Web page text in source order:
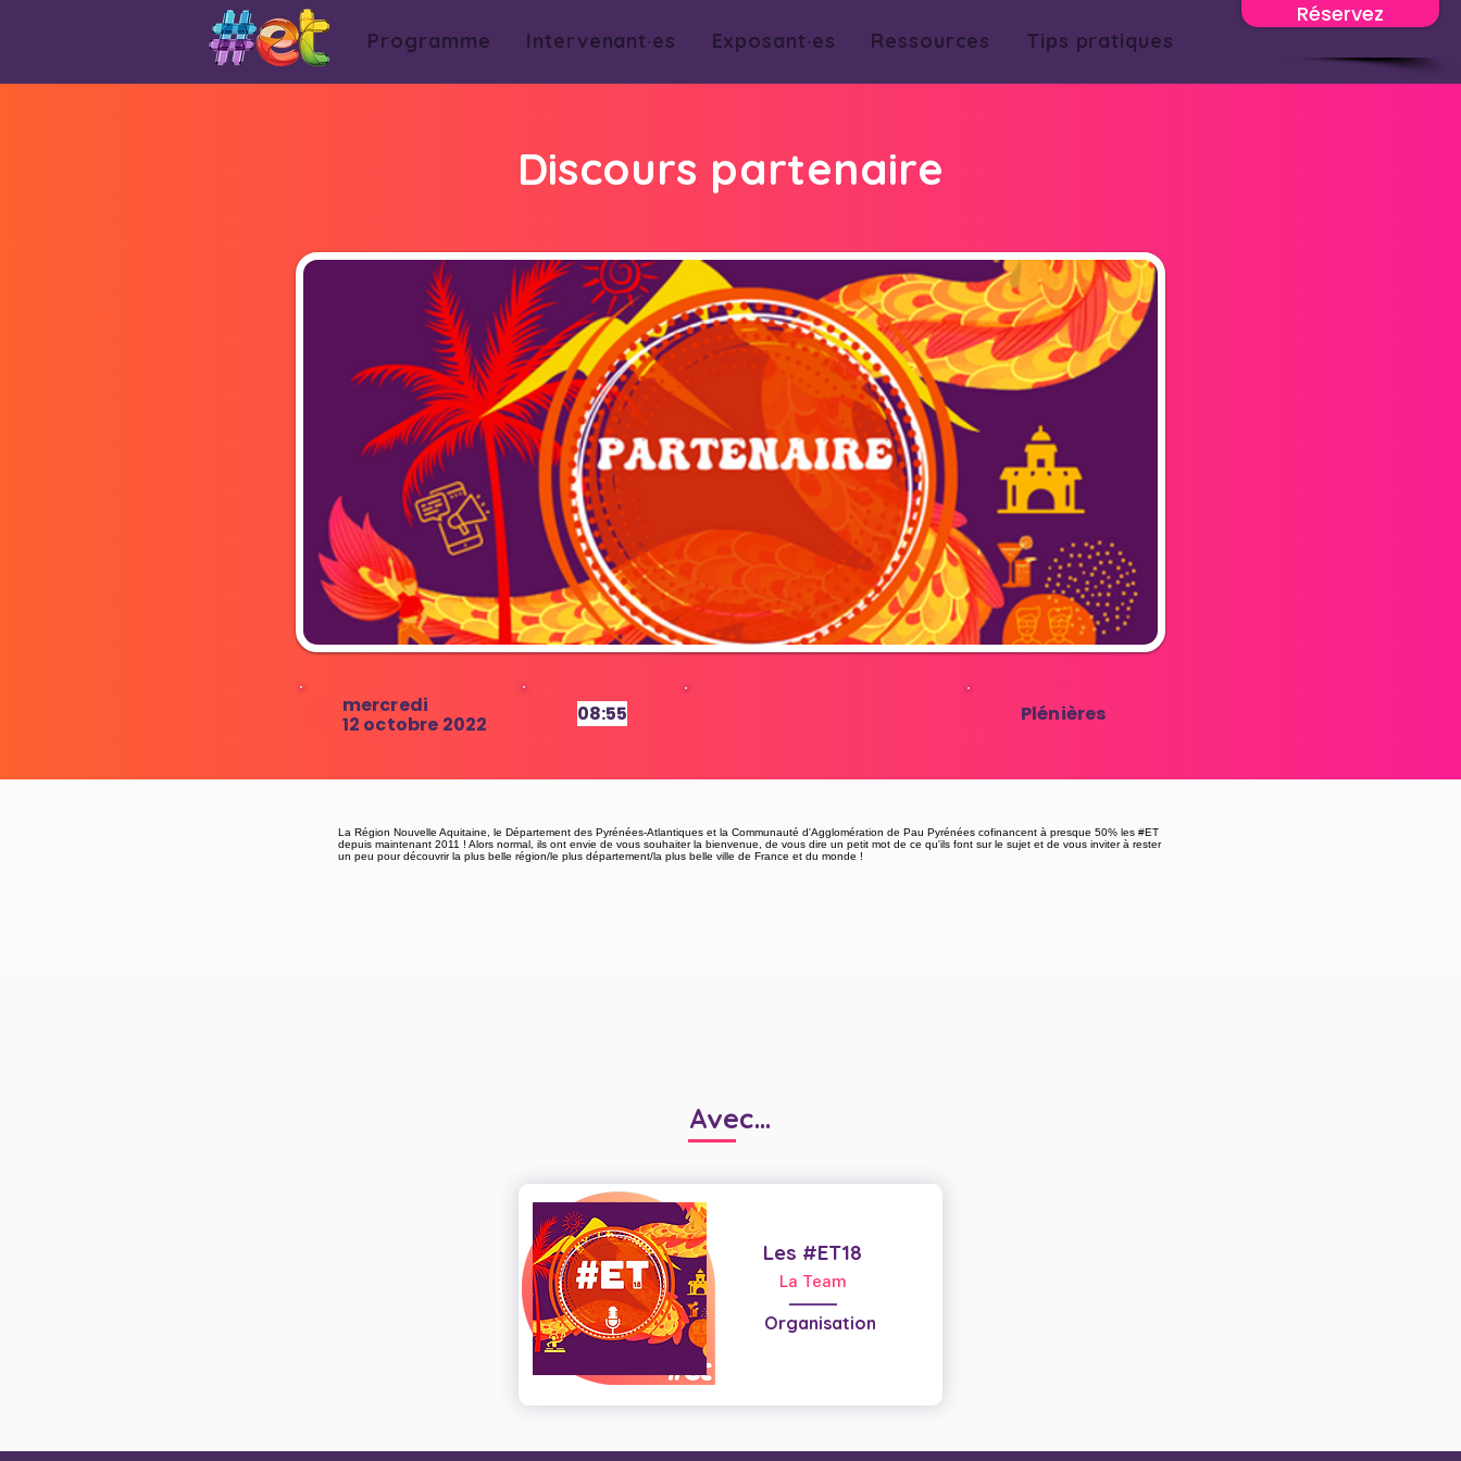
Réservez
Programme Intervenant·es Exposant·es Ressources Tips pratiques
Discours partenaire
12 octobre 2022
mercredi 08:55 Plénières
La Région Nouvelle Aquitaine, le Département des Pyrénées-Atlantiques et la Communauté d'Agglomération de Pau Pyrénées cofinancent à presque 50% les #ET
depuis maintenant 2011 ! Alors normal, ils ont envie de vous souhaiter la bienvenue, de vous dire un petit mot de ce qu'ils font sur le sujet et de vous inviter à rester
un peu pour découvrir la plus belle région/le plus département/la plus belle ville de France et du monde !
Avec...
Les #ET18
La Team
Organisation